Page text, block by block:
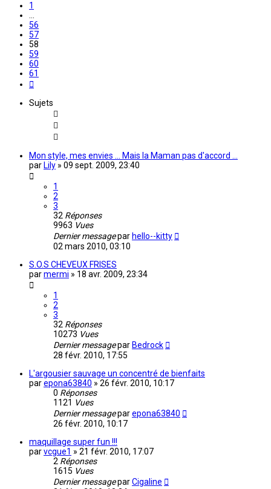
1
56
57
58
59
60
61
Sujets
Mon style, mes envies ... Mais la Maman pas d'accord ...
par Lily » 09 sept. 2009, 23:40
1
2
3
32 Réponses
9963 Vues
Dernier messagepar hello--kitty
02 mars 2010, 03:10
S.O.S CHEVEUX FRISES
parmermi » 18 avr. 2009, 23:34
1
2
3
32 Réponses
10273 Vues
Dernier messagepar Bedrock
28 févr. 2010, 17:55
L'argousier sauvage un concentré de bienfaits
parepona63840 » 26 févr. 2010, 10:17
0 Réponses
1121 Vues
Dernier messageparepona63840
26 févr. 2010, 10:17
maquillage super fun !!!
parvcgue1 » 21 févr. 2010, 17:07
2 Réponses
1615 Vues
Dernier messageparCigaline